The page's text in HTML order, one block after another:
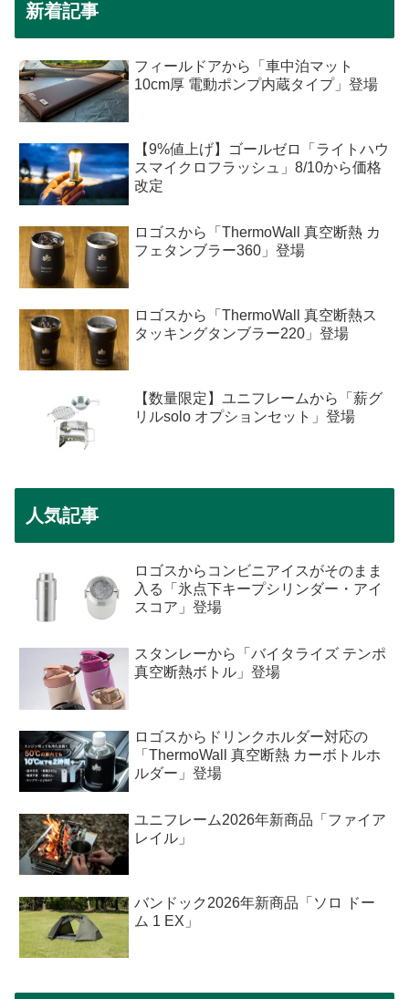
新着記事
フィールドアから「車中泊マット
10cm厚 電動ポンプ内蔵タイプ」登場
【9%値上げ】ゴールゼロ「ライトハウ
スマイクロフラッシュ」8/10から価格
改定
ロゴスから「ThermoWall 真空断熱 カ
フェタンブラー360」登場
ロゴスから「ThermoWall 真空断熱ス
タッキングタンブラー220」登場
【数量限定】ユニフレームから「薪グ
リルsolo オプションセット」登場
人気記事
ロゴスからコンビニアイスがそのまま
入る「氷点下キープシリンダー・アイ
スコア」登場
スタンレーから「バイタライズ テンポ
真空断熱ボトル」登場
ロゴスからドリンクホルダー対応の
「ThermoWall 真空断熱 カーボトルホ
ルダー」登場
ユニフレーム2026年新商品「ファイア
レイル」
バンドック2026年新商品「ソロ ドー
ム 1 EX」